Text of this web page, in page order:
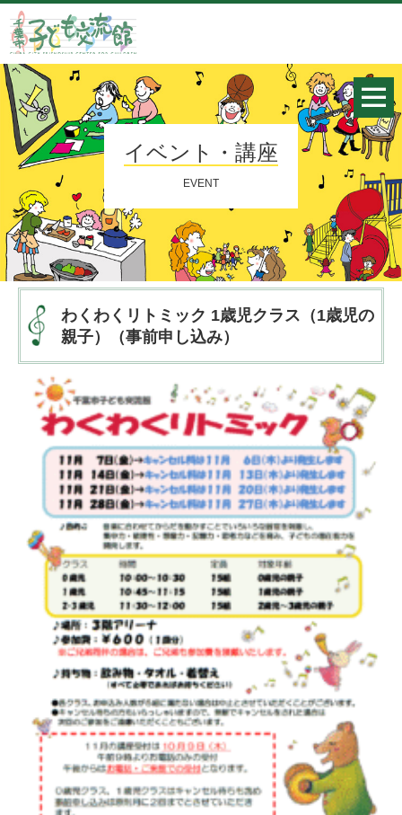
イベント・講座
EVENT
わくわくリトミック 1歳児クラス（1歳児の
親子）（事前申し込み）